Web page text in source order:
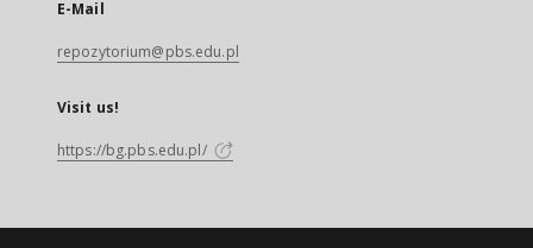
E-Mail
repozytorium@pbs.edu.pl
Visit us!
https://bg.pbs.edu.pl/